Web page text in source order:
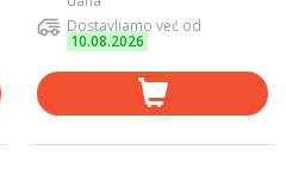
Dostavljamo već od
10.08.2026